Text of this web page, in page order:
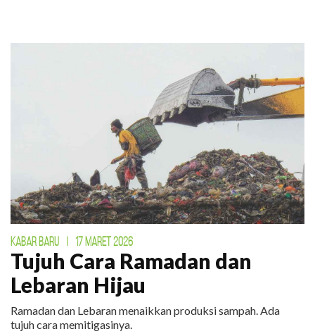
KABAR BARU 17 MARET 2026
Tujuh Cara Ramadan dan
Lebaran Hijau
Ramadan dan Lebaran menaikkan produksi sampah. Ada
tujuh cara memitigasinya.